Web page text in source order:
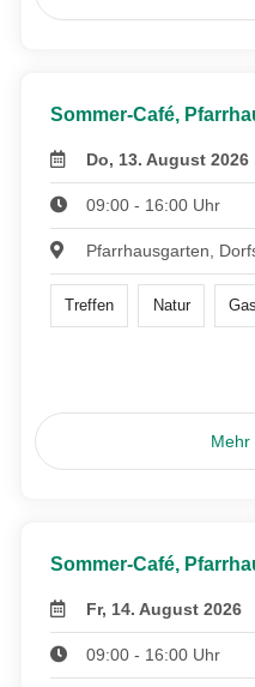
Sommer-Café,
Do, 13. August 2026
09:00 - 16:00 Uhr
Pfarrhausgarten,
Treffen Natur
Mehr
Sommer-Café,
Fr, 14. August 2026
09:00 - 16:00 Uhr